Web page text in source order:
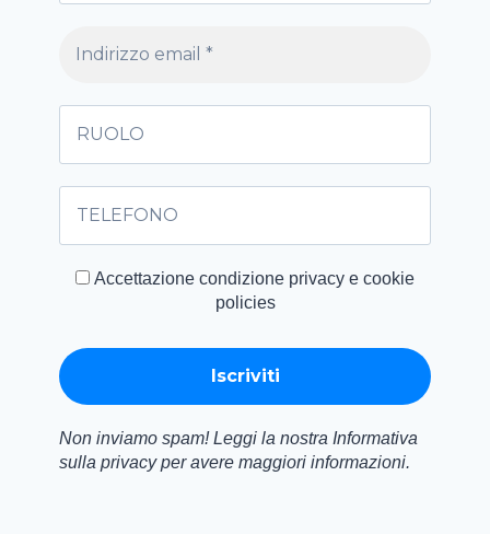
Accettazione condizione privacy e cookie
policies
Non inviamo spam! Leggi la nostra Informativa
sulla privacy per avere maggiori informazioni.